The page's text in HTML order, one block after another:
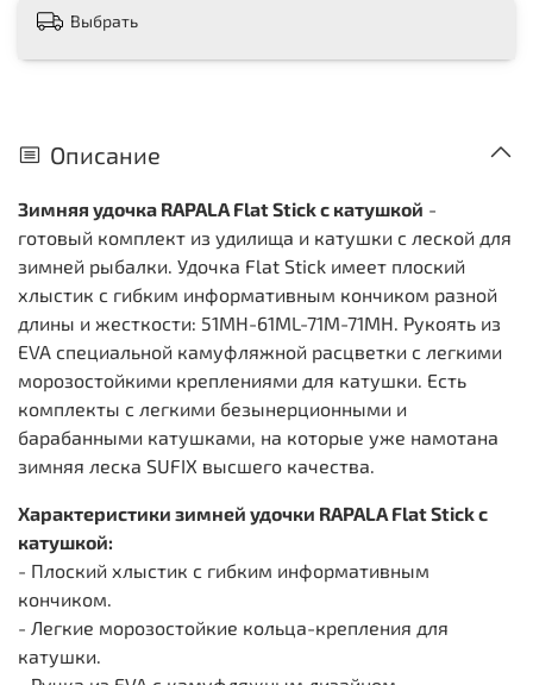
Выбрать
Описание
Зимняя удочка RAPALA Flat Stick с катушкой -
готовый комплект из удилища и катушки с леской для
зимней рыбалки. Удочка Flat Stick имеет плоский
хлыстик с гибким информативным кончиком разной
длины и жесткости: 51MH-61ML-71M-71MH. Рукоять из
EVA специальной камуфляжной расцветки с легкими
морозостойкими креплениями для катушки. Есть
комплекты с легкими безынерционными и
барабанными катушками, на которые уже намотана
зимняя леска SUFIX высшего качества.
Характеристики зимней удочки RAPALA Flat Stick с
катушкой:
- Плоский хлыстик с гибким информативным
кончиком.
- Легкие морозостойкие кольца-крепления для
катушки.